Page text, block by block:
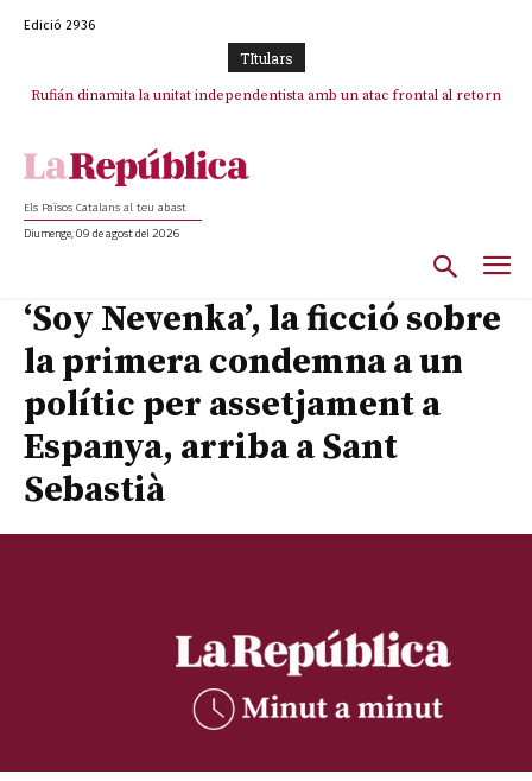
Edició 2936
TItulars
Rufián dinamita la unitat independentista amb un atac frontal al retorn
Els Països Catalans al teu abast
Diumenge, 09 de agost del 2026
‘Soy Nevenka’, la ficció sobre
la primera condemna a un
polític per assetjament a
Espanya, arriba a Sant
Sebastià